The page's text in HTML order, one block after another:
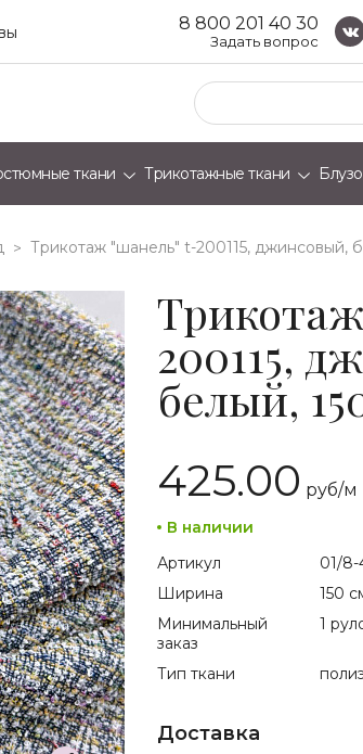
8 800 201 40 30
Задать вопрос
ткани Трикотажные ткани
> трикотаж "шанель" t-200115, джинсовый,
200115,
белый,
425.00 руб/м
В наличии
Артикул
01/8-
Ширина
150
Минимальный
заказ
1
Тип ткани
Доставка